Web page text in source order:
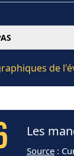
de
Les
Source :